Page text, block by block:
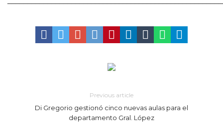
Previous article
Di Gregorio gestionó cinco nuevas aulas para el
departamento Gral. López